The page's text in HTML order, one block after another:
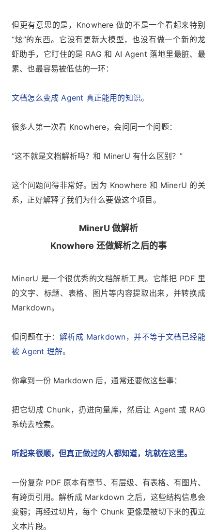
但更有意思的是，Knowhere 做的不是一个看起来特别
“炫”的东西。它没有更新大模型，也没有做一个新的龙
虾助手，它盯住的是 RAG 和 AI Agent 落地里最脏、最
累、也最容易被低估的一环：
文档怎么变成 Agent 真正能用的知识。
很多人第一次看 Knowhere，会问同一个问题：
“这不就是文档解析吗？和 MinerU 有什么区别？”
这个问题问得非常好。因为 Knowhere 和 MinerU 的关
系，正好解释了我们为什么要做这个项目。
MinerU 做解析
Knowhere 还做解析之后的事
MinerU 是一个很优秀的文档解析工具。它能把 PDF 里
的文字、标题、表格、图片等内容提取出来，并转换成
Markdown。
但问题在于： 解析成 Markdown，并不等于文档已经能
被 Agent 理解。
你拿到一份 Markdown 后，通常还要做这些事：
把它切成 Chunk，扔进向量库，然后让 Agent 或 RAG
系统去检索。
听起来很顺，但真正做过的人都知道，坑就在这里。
一份复杂 PDF 原本有章节、有层级、有表格、有图片、
有跨页引用。解析成 Markdown 之后，这些结构信息会
变弱；再经过切片，每个 Chunk 更像是被切下来的孤立
文本片段。